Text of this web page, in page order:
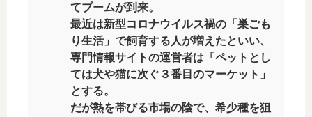
てブームが到来。
最近は新型コロナウイルス禍の「巣ごも
り生活」で飼育する人が増えたといい、
専門情報サイトの運営者は「ペットとし
ては犬や猫に次ぐ３番目のマーケット」
とする。
だが熱を帯びる市場の陰で、希少種を狙